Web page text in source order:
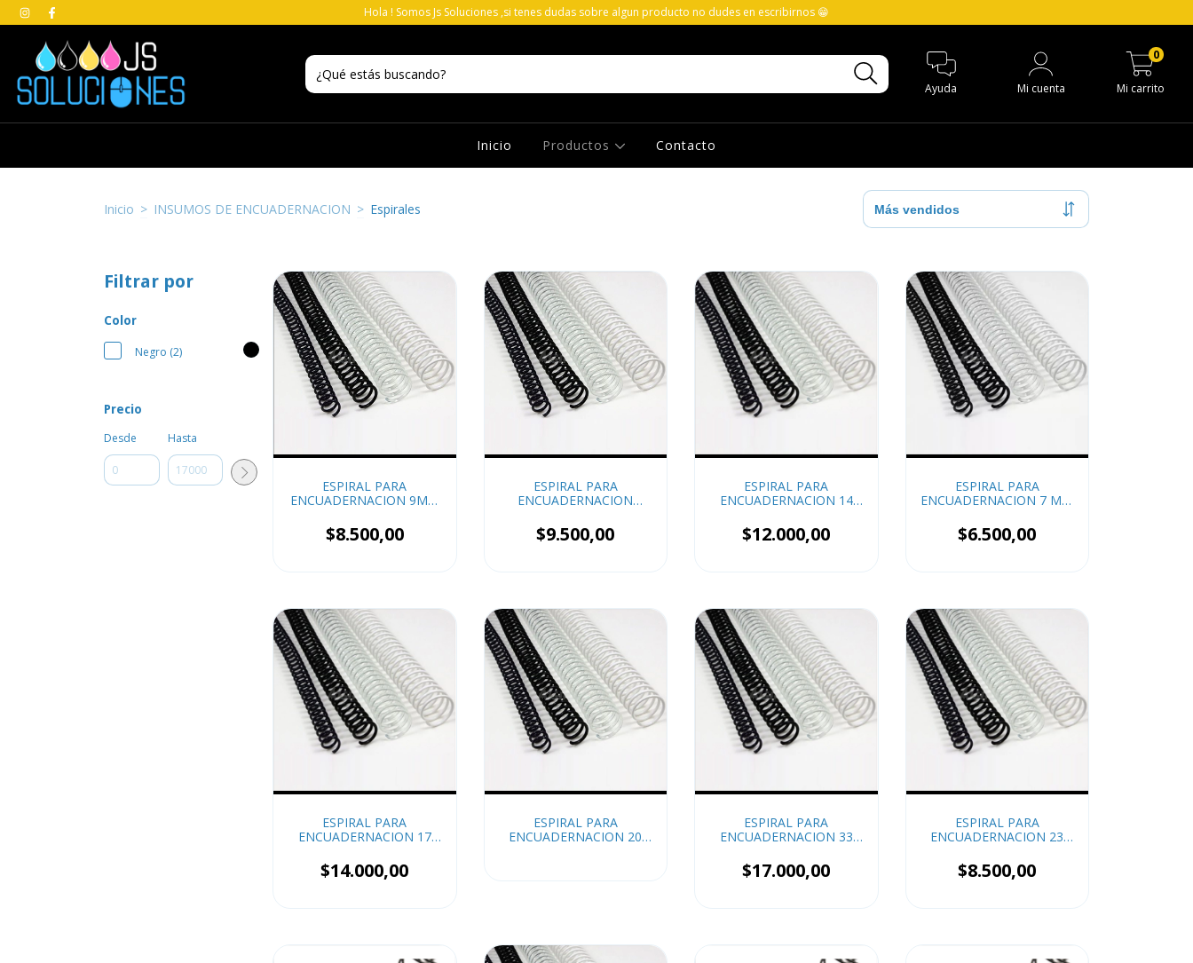
Hola ! Somos Js Soluciones ,si tenes dudas sobre algun producto no dudes en escribirnos 😁
Ayuda Mi cuenta Mi carrito
0
Inicio Productos Contacto
Inicio > INSUMOS DE ENCUADERNACION > Espirales
Filtrar por
Color
Negro (2)
Precio
Desde Hasta
ESPIRAL PARA
ENCUADERNACION 9MM
$8.500,00
ESPIRAL PARA
ENCUADERNACION
$9.500,00
ESPIRAL PARA
ENCUADERNACION 14
$12.000,00
ESPIRAL PARA
ENCUADERNACION 7 MM
$6.500,00
ESPIRAL PARA
ENCUADERNACION 17
$14.000,00
ESPIRAL PARA
ENCUADERNACION 20
ESPIRAL PARA
ENCUADERNACION 33
$17.000,00
ESPIRAL PARA
ENCUADERNACION 23
$8.500,00